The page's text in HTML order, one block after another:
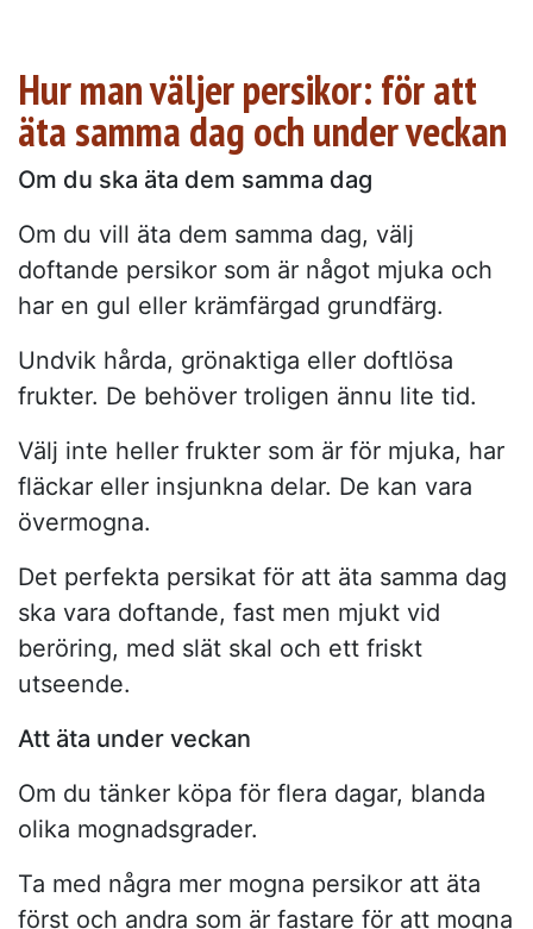
Hur man väljer persikor: för att
äta samma dag och under veckan
Om du ska äta dem samma dag
Om du vill äta dem samma dag, välj
doftande persikor som är något mjuka och
har en gul eller krämfärgad grundfärg.
Undvik hårda, grönaktiga eller doftlösa
frukter. De behöver troligen ännu lite tid.
Välj inte heller frukter som är för mjuka, har
fläckar eller insjunkna delar. De kan vara
övermogna.
Det perfekta persikat för att äta samma dag
ska vara doftande, fast men mjukt vid
beröring, med slät skal och ett friskt
utseende.
Att äta under veckan
Om du tänker köpa för flera dagar, blanda
olika mognadsgrader.
Ta med några mer mogna persikor att äta
först och andra som är fastare för att mogna